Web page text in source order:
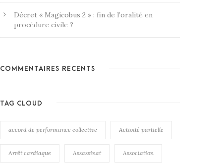
Décret « Magicobus 2 » : fin de l’oralité en
procédure civile ?
COMMENTAIRES RÉCENTS
TAG CLOUD
accord de performance collective Activité partielle
Arrêt cardiaque Assassinat Association